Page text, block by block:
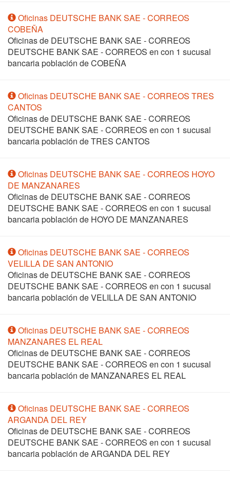
Oficinas DEUTSCHE BANK SAE - CORREOS
COBEÑA
Oficinas de DEUTSCHE BANK SAE - CORREOS
DEUTSCHE BANK SAE - CORREOS en con 1 sucusal
bancaria población de COBEÑA
Oficinas DEUTSCHE BANK SAE - CORREOS TRES
CANTOS
Oficinas de DEUTSCHE BANK SAE - CORREOS
DEUTSCHE BANK SAE - CORREOS en con 1 sucusal
bancaria población de TRES CANTOS
Oficinas DEUTSCHE BANK SAE - CORREOS HOYO
DE MANZANARES
Oficinas de DEUTSCHE BANK SAE - CORREOS
DEUTSCHE BANK SAE - CORREOS en con 1 sucusal
bancaria población de HOYO DE MANZANARES
Oficinas DEUTSCHE BANK SAE - CORREOS
VELILLA DE SAN ANTONIO
Oficinas de DEUTSCHE BANK SAE - CORREOS
DEUTSCHE BANK SAE - CORREOS en con 1 sucusal
bancaria población de VELILLA DE SAN ANTONIO
Oficinas DEUTSCHE BANK SAE - CORREOS
MANZANARES EL REAL
Oficinas de DEUTSCHE BANK SAE - CORREOS
DEUTSCHE BANK SAE - CORREOS en con 1 sucusal
bancaria población de MANZANARES EL REAL
Oficinas DEUTSCHE BANK SAE - CORREOS
ARGANDA DEL REY
Oficinas de DEUTSCHE BANK SAE - CORREOS
DEUTSCHE BANK SAE - CORREOS en con 1 sucusal
bancaria población de ARGANDA DEL REY